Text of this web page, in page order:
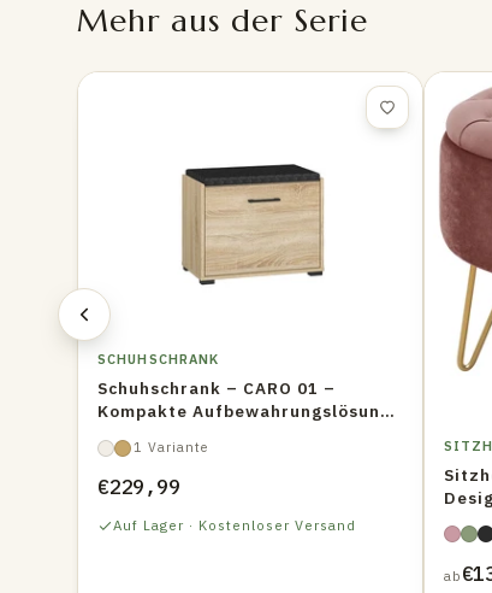
Mehr aus der Serie
SCHUHSCHRANK
Schuhschrank – CARO 01 –
Kompakte Aufbewahrungslösung
1 Variante
€229,99
Auf Lager · Kostenloser Versand
ab